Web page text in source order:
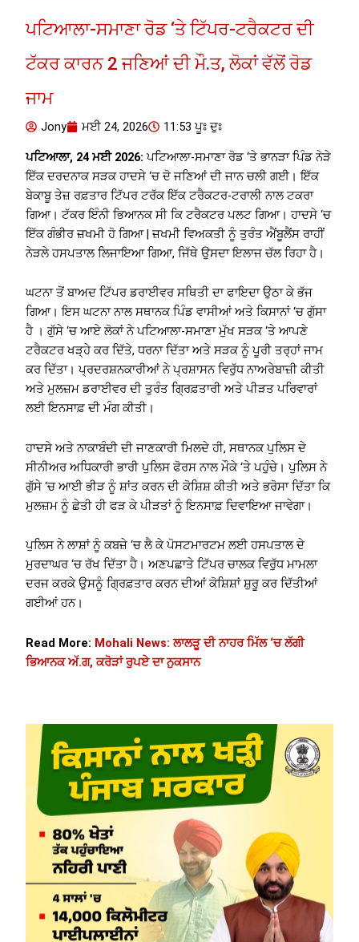
ਪਟਿਆਲਾ-ਸਮਾਣਾ ਰੋਡ ‘ਤੇ ਟਿੱਪਰ-ਟਰੈਕਟਰ ਦੀ
ਟੱਕਰ ਕਾਰਨ 2 ਜਣਿਆਂ ਦੀ ਮੌ.ਤ, ਲੋਕਾਂ ਵੱਲੋਂ ਰੋਡ
ਜਾਮ
Jony ਮਈ 24, 2026 11:53 ਪੂਃ ਦੁਃ
ਪਟਿਆਲਾ, 24 ਮਈ 2026: ਪਟਿਆਲਾ-ਸਮਾਣਾ ਰੋਡ ‘ਤੇ ਭਾਨੜਾ ਪਿੰਡ ਨੇੜੇ
ਇੱਕ ਦਰਦਨਾਕ ਸੜਕ ਹਾਦਸੇ ‘ਚ ਦੋ ਜਣਿਆਂ ਦੀ ਜਾਨ ਚਲੀ ਗਈ। ਇੱਕ
ਬੇਕਾਬੂ ਤੇਜ਼ ਰਫ਼ਤਾਰ ਟਿੱਪਰ ਟਰੱਕ ਇੱਕ ਟਰੈਕਟਰ-ਟਰਾਲੀ ਨਾਲ ਟਕਰਾ
ਗਿਆ। ਟੱਕਰ ਇੰਨੀ ਭਿਆਨਕ ਸੀ ਕਿ ਟਰੈਕਟਰ ਪਲਟ ਗਿਆ। ਹਾਦਸੇ ‘ਚ
ਇੱਕ ਗੰਭੀਰ ਜ਼ਖਮੀ ਹੋ ਗਿਆ | ਜ਼ਖਮੀ ਵਿਅਕਤੀ ਨੂੰ ਤੁਰੰਤ ਐਂਬੂਲੈਂਸ ਰਾਹੀਂ
ਨੇੜਲੇ ਹਸਪਤਾਲ ਲਿਜਾਇਆ ਗਿਆ, ਜਿੱਥੇ ਉਸਦਾ ਇਲਾਜ ਚੱਲ ਰਿਹਾ ਹੈ।
ਘਟਨਾ ਤੋਂ ਬਾਅਦ ਟਿੱਪਰ ਡਰਾਈਵਰ ਸਥਿਤੀ ਦਾ ਫਾਇਦਾ ਉਠਾ ਕੇ ਭੱਜ
ਗਿਆ। ਇਸ ਘਟਨਾ ਨਾਲ ਸਥਾਨਕ ਪਿੰਡ ਵਾਸੀਆਂ ਅਤੇ ਕਿਸਾਨਾਂ ‘ਚ ਗੁੱਸਾ
ਹੈ । ਗੁੱਸੇ ‘ਚ ਆਏ ਲੋਕਾਂ ਨੇ ਪਟਿਆਲਾ-ਸਮਾਣਾ ਮੁੱਖ ਸੜਕ ‘ਤੇ ਆਪਣੇ
ਟਰੈਕਟਰ ਖੜ੍ਹੇ ਕਰ ਦਿੱਤੇ, ਧਰਨਾ ਦਿੱਤਾ ਅਤੇ ਸੜਕ ਨੂੰ ਪੂਰੀ ਤਰ੍ਹਾਂ ਜਾਮ
ਕਰ ਦਿੱਤਾ। ਪ੍ਰਦਰਸ਼ਨਕਾਰੀਆਂ ਨੇ ਪ੍ਰਸ਼ਾਸਨ ਵਿਰੁੱਧ ਨਾਅਰੇਬਾਜ਼ੀ ਕੀਤੀ
ਅਤੇ ਮੁਲਜ਼ਮ ਡਰਾਈਵਰ ਦੀ ਤੁਰੰਤ ਗ੍ਰਿਫ਼ਤਾਰੀ ਅਤੇ ਪੀੜਤ ਪਰਿਵਾਰਾਂ
ਲਈ ਇਨਸਾਫ਼ ਦੀ ਮੰਗ ਕੀਤੀ।
ਹਾਦਸੇ ਅਤੇ ਨਾਕਾਬੰਦੀ ਦੀ ਜਾਣਕਾਰੀ ਮਿਲਦੇ ਹੀ, ਸਥਾਨਕ ਪੁਲਿਸ ਦੇ
ਸੀਨੀਅਰ ਅਧਿਕਾਰੀ ਭਾਰੀ ਪੁਲਿਸ ਫੋਰਸ ਨਾਲ ਮੌਕੇ ‘ਤੇ ਪਹੁੰਚੇ। ਪੁਲਿਸ ਨੇ
ਗੁੱਸੇ ‘ਚ ਆਈ ਭੀੜ ਨੂੰ ਸ਼ਾਂਤ ਕਰਨ ਦੀ ਕੋਸ਼ਿਸ਼ ਕੀਤੀ ਅਤੇ ਭਰੋਸਾ ਦਿੱਤਾ ਕਿ
ਮੁਲਜ਼ਮ ਨੂੰ ਛੇਤੀ ਹੀ ਫੜ ਕੇ ਪੀੜਤਾਂ ਨੂੰ ਇਨਸਾਫ਼ ਦਿਵਾਇਆ ਜਾਵੇਗਾ।
ਪੁਲਿਸ ਨੇ ਲਾਸ਼ਾਂ ਨੂੰ ਕਬਜ਼ੇ ‘ਚ ਲੈ ਕੇ ਪੋਸਟਮਾਰਟਮ ਲਈ ਹਸਪਤਾਲ ਦੇ
ਮੁਰਦਾਘਰ ‘ਚ ਰੱਖ ਦਿੱਤਾ ਹੈ। ਅਣਪਛਾਤੇ ਟਿੱਪਰ ਚਾਲਕ ਵਿਰੁੱਧ ਮਾਮਲਾ
ਦਰਜ ਕਰਕੇ ਉਸਨੂੰ ਗ੍ਰਿਫ਼ਤਾਰ ਕਰਨ ਦੀਆਂ ਕੋਸ਼ਿਸ਼ਾਂ ਸ਼ੁਰੂ ਕਰ ਦਿੱਤੀਆਂ
ਗਈਆਂ ਹਨ।
Read More: Mohali News: ਲਾਲੜੂ ਦੀ ਨਾਹਰ ਮਿੱਲ ‘ਚ ਲੱਗੀ
ਭਿਆਨਕ ਅੱ.ਗ, ਕਰੋੜਾਂ ਰੁਪਏ ਦਾ ਨੁਕਸਾਨ